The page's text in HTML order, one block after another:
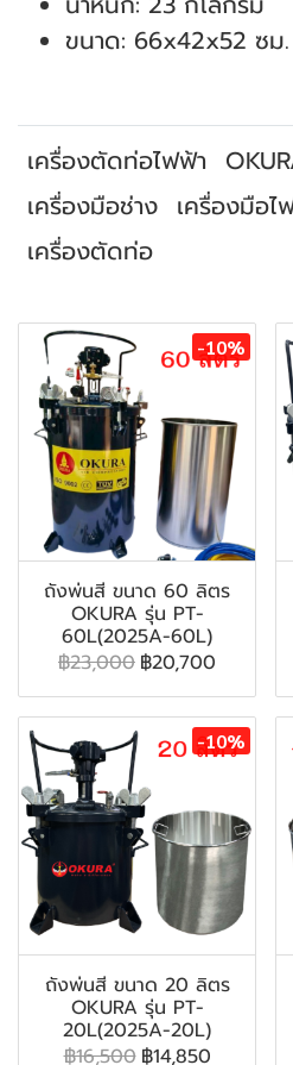
ขนาด: 66x42x52 ซม.
เครื่องตัดท่อไฟฟ้า
เครื่องมือช่าง เครื่องมือไ
เครื่องตัดท่อ
-10%
ถังพ่นสี ขนาด 60 ลิตร
OKURA รุ่น PT-
60L(2025A-60L)
฿23,000 ฿20,700
-10%
ถังพ่นสี ขนาด 20 ลิตร
OKURA รุ่น PT-
20L(2025A-20L)
฿16,500 ฿14,850